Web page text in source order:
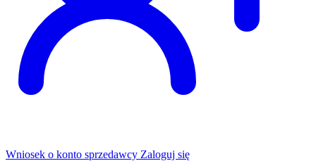
Wniosek o konto sprzedawcy Zaloguj się